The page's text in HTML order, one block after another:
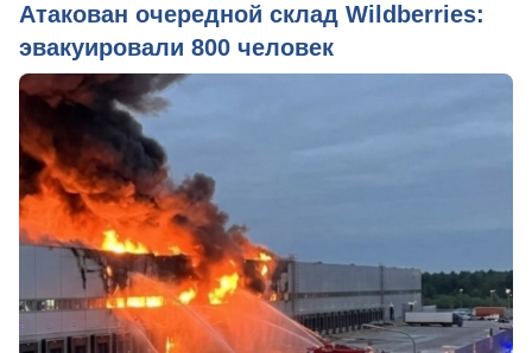
Атакован очередной склад Wildberries:
эвакуировали 800 человек